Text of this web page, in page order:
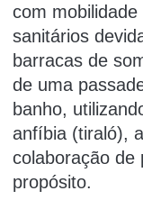
com
sanitários
barracas de
de uma
banho,
anfíbia (tiraló),
colaboração de
propósito.